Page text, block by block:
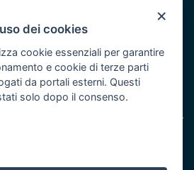
Puglia
risorse del POR Puglia 2014/2020 -
×
dei cookies
cookie essenziali per garantire
e cookie di terze parti
da portali esterni. Questi
solo dopo il consenso.